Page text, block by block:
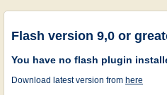
Flash version 9,0 or
You have no flash plugin
Download latest version from here